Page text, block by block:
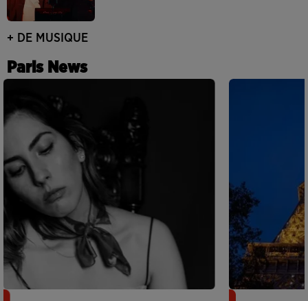
+ DE MUSIQUE
Paris News